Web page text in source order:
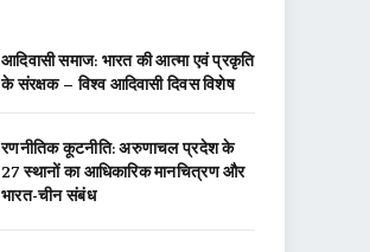
आदिवासी समाज: भारत की आत्मा एवं प्रकृति
के संरक्षक – विश्व आदिवासी दिवस विशेष
रणनीतिक कूटनीति: अरुणाचल प्रदेश के
27 स्थानों का आधिकारिक मानचित्रण और
भारत-चीन संबंध